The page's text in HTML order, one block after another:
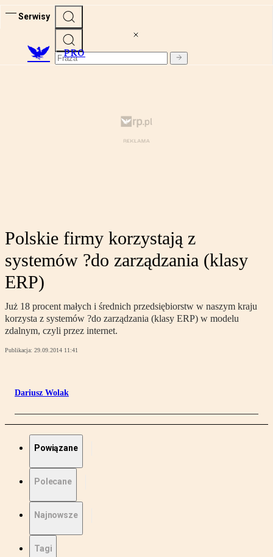
Serwisy
PRO
Polskie firmy korzystają z
systemów ?do zarządzania (klasy
ERP)
Już 18 procent małych i średnich przedsiębiorstw w naszym kraju
korzysta z systemów ?do zarządzania (klasy ERP) w modelu
zdalnym, czyli przez internet.
Publikacja: 29.09.2014 11:41
Dariusz Wolak
Powiązane
Polecane
Najnowsze
Tagi